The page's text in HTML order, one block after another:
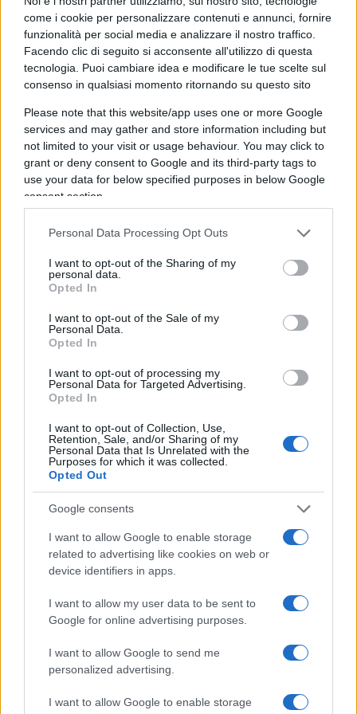
come i cookie per personalizzare contenuti e annunci, fornire
funzionalità per social media e analizzare il nostro traffico.
Facendo clic di seguito si acconsente all'utilizzo di questa
tecnologia. Puoi cambiare idea e modificare le tue scelte sul
consenso in qualsiasi momento ritornando su questo sito
Please note that this website/app uses one or more Google
services and may gather and store information including but
not limited to your visit or usage behaviour. You may click to
grant or deny consent to Google and its third-party tags to
use your data for below specified purposes in below Google
consent section.
Personal Data Processing Opt Outs
I want to opt-out of the Sharing of my
personal data.
Opted In
I want to opt-out of the Sale of my
Personal Data.
Opted In
I want to opt-out of processing my
Personal Data for Targeted Advertising.
Opted In
I want to opt-out of Collection, Use,
Retention, Sale, and/or Sharing of my
Personal Data that Is Unrelated with the
Purposes for which it was collected.
Opted Out
Google consents
I want to allow Google to enable storage
related to advertising like cookies on web or
device identifiers in apps.
I want to allow my user data to be sent to
Google for online advertising purposes.
I want to allow Google to send me
personalized advertising.
I want to allow Google to enable storage
interverrebbe solo per difendere da
un’aggressione. E poi, per molte altre ragioni. Non
ultima quella che in Russia sia ciò che resta di
opinione pubblica, sia gli oligarchi ed il mondo
produttivo, premono per eliminare le sanzioni e
riaprire rapporti. Poi, perché otterrebbe uno
spazio politico e di influenza superiore. Almeno
formalmente, tratta da pari con gli Stati Uniti
recuperando un ruolo da superpotenza,
riacquisendo influenza nel vecchio continente e
comprando tempo”.
Durante i colloqui, il presidente Trump ha ribadito
aereo a Kyiv, ma ha chiarito che non invierà
truppe americane sul territorio ucraino. Francia,
Germania e Regno Unito hanno manifestato
apertura all’invio di truppe, mentre l’Italia si è
arriva il sì solo con il mandato dell’ONU. Dal canto
suo, il segretario generale della Nato, Mark Rutte,
ha detto che non si è discusso specificamente
dell’invio di truppe, ma si stanno valutando
garanzie di sicurezza “sulla falsariga dell’Articolo
5”. Quel che è certo è che Donald Trump non
invierà soldati americani mentre Francia e Regno
Unito “vogliono avere truppe sul terreno”.
La reazione di Russia e la
questione dei territori